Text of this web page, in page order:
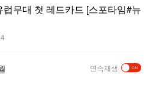
무대 첫 레드카드 [스포타임#뉴
연속재생